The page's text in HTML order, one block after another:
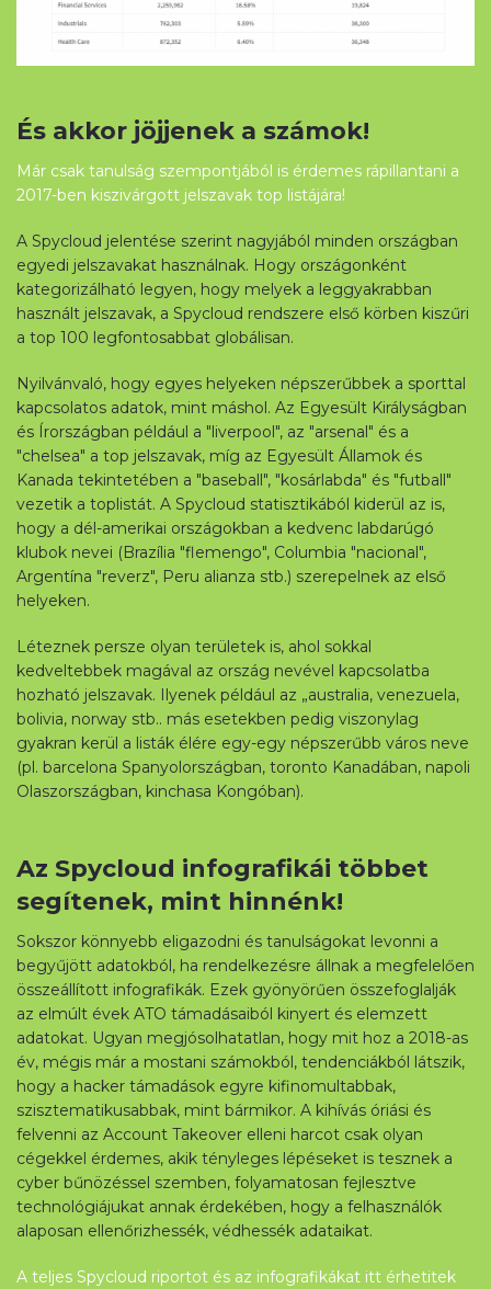
És akkor jöjjenek a számok!
Már csak tanulság szempontjából is érdemes rápillantani a
2017-ben kiszivárgott jelszavak top listájára!
A Spycloud jelentése szerint nagyjából minden országban
egyedi jelszavakat használnak. Hogy országonként
kategorizálható legyen, hogy melyek a leggyakrabban
használt jelszavak, a Spycloud rendszere első körben kiszűri
a top 100 legfontosabbat globálisan.
Nyilvánvaló, hogy egyes helyeken népszerűbbek a sporttal
kapcsolatos adatok, mint máshol. Az Egyesült Királyságban
és Írországban például a "liverpool", az "arsenal" és a
"chelsea" a top jelszavak, míg az Egyesült Államok és
Kanada tekintetében a "baseball", "kosárlabda" és "futball"
vezetik a toplistát. A Spycloud statisztikából kiderül az is,
hogy a dél-amerikai országokban a kedvenc labdarúgó
klubok nevei (Brazília "flemengo", Columbia "nacional",
Argentína "reverz", Peru alianza stb.) szerepelnek az első
helyeken.
Léteznek persze olyan területek is, ahol sokkal
kedveltebbek magával az ország nevével kapcsolatba
hozható jelszavak. Ilyenek például az „australia, venezuela,
bolivia, norway stb.. más esetekben pedig viszonylag
gyakran kerül a listák élére egy-egy népszerűbb város neve
(pl. barcelona Spanyolországban, toronto Kanadában, napoli
Olaszországban, kinchasa Kongóban).
Az Spycloud infografikái többet
segítenek, mint hinnénk!
Sokszor könnyebb eligazodni és tanulságokat levonni a
begyűjött adatokból, ha rendelkezésre állnak a megfelelően
összeállított infografikák. Ezek gyönyörűen összefoglalják
az elmúlt évek ATO támadásaiból kinyert és elemzett
adatokat. Ugyan megjósolhatatlan, hogy mit hoz a 2018-as
év, mégis már a mostani számokból, tendenciákból látszik,
hogy a hacker támadások egyre kifinomultabbak,
szisztematikusabbak, mint bármikor. A kihívás óriási és
felvenni az Account Takeover elleni harcot csak olyan
cégekkel érdemes, akik tényleges lépéseket is tesznek a
cyber bűnözéssel szemben, folyamatosan fejlesztve
technológiájukat annak érdekében, hogy a felhasználók
alaposan ellenőrizhessék, védhessék adataikat.
A teljes Spycloud riportot és az infografikákat itt érhetitek